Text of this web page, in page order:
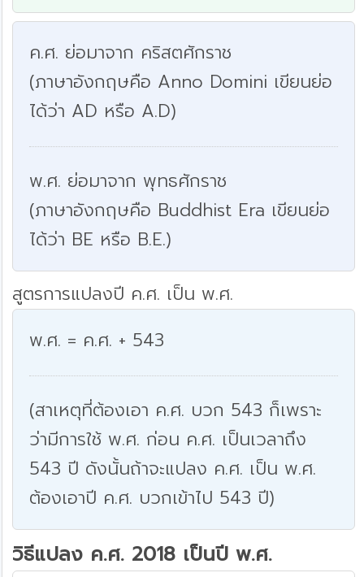
ค.ศ. ย่อมาจาก คริสตศักราช
(ภาษาอังกฤษคือ Anno Domini เขียนย่อ
ได้ว่า AD หรือ A.D)
พ.ศ. ย่อมาจาก พุทธศักราช
(ภาษาอังกฤษคือ Buddhist Era เขียนย่อ
ได้ว่า BE หรือ B.E.)
สูตรการแปลงปี ค.ศ. เป็น พ.ศ.
พ.ศ. = ค.ศ. + 543
(สาเหตุที่ต้องเอา ค.ศ. บวก 543 ก็เพราะ
ว่ามีการใช้ พ.ศ. ก่อน ค.ศ. เป็นเวลาถึง
543 ปี ดังนั้นถ้าจะแปลง ค.ศ. เป็น พ.ศ.
ต้องเอาปี ค.ศ. บวกเข้าไป 543 ปี)
วิธีแปลง ค.ศ. 2018 เป็นปี พ.ศ.